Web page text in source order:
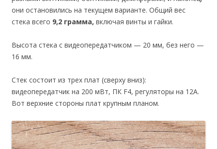
они остановились на текущем варианте. Общий вес
стека всего 9,2 грамма, включая винты и гайки.
Высота стека с видеопередатчиком — 20 мм, без него —
16 мм.
Стек состоит из трех плат (сверху вниз):
видеопередатчик на 200 мВт, ПК F4, регуляторы на 12А.
Вот верхние стороны плат крупным планом.